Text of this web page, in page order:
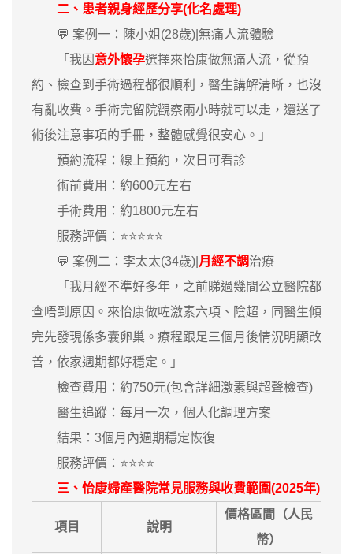
二、患者親身經歷分享(化名處理)
💬 案例一：陳小姐(28歲)|無痛人流體驗
「我因 意外懷孕選擇來怡康做無痛人流，從預
約、檢查到手術過程都很順利，醫生講解清晰，也沒
有亂收費。手術完留院觀察兩小時就可以走，還送了
術後注意事項的手冊，整體感覺很安心。」
預約流程：線上預約，次日可看診
術前費用：約600元左右
手術費用：約1800元左右
服務評價：⭐⭐⭐⭐⭐
💬 案例二：李太太(34歲)| 月經不調治療
「我月經不準好多年，之前睇過幾間公立醫院都
查唔到原因。來怡康做咗激素六項、陰超，同醫生傾
完先發現係多囊卵巢。療程跟足三個月後情況明顯改
善，依家週期都好穩定。」
檢查費用：約750元(包含詳細激素與超聲檢查)
醫生追蹤：每月一次，個人化調理方案
結果：3個月內週期穩定恢復
服務評價：⭐⭐⭐⭐
三、怡康婦產醫院常見服務與收費範圍(2025年)
項目 說明
價格區間（人民
幣）